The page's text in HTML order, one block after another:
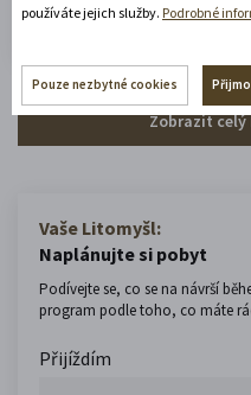
Zobrazit celý
Vaše Litomyšl:
Naplánujte si pobyt
Podívejte se, co se na návrší
program podle toho, co máte
Přijíždím
používáte jejich služby. Podrobné
Pouze nezbytné cookies